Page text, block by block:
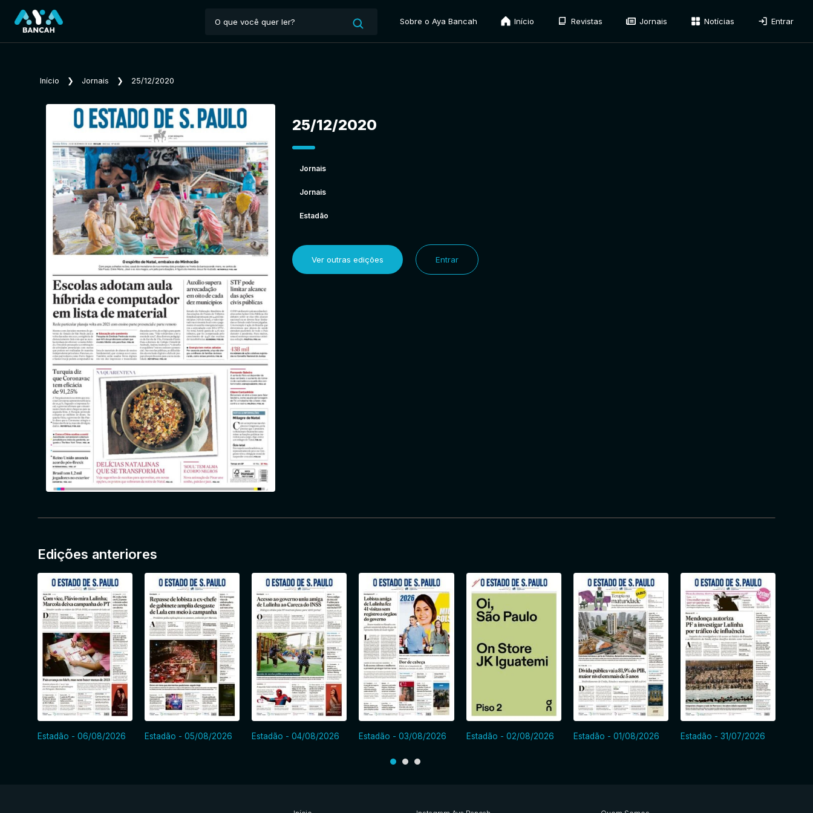
Sobre o Aya Bancah Início Revistas Jornais Notícias Entrar
Início ❯ Jornais ❯ 25/12/2020
25/12/2020
Jornais
Jornais
Estadão
Ver outras edições Entrar
Edições anteriores
Estadão - 06/08/2026 Estadão - 05/08/2026 Estadão - 04/08/2026 Estadão - 03/08/2026 Estadão - 02/08/2026 Estadão - 01/08/2026 Estadão - 31/07/2026